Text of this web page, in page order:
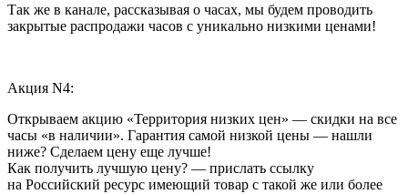
Так же в канале, рассказывая о часах, мы будем проводить
закрытые распродажи часов с уникально низкими ценами!
Акция N4:
Открываем акцию «Территория низких цен» — скидки на все
часы «в наличии». Гарантия самой низкой цены — нашли
ниже? Сделаем цену еще лучше!
Как получить лучшую цену? — прислать ссылку
на Российский ресурс имеющий товар с такой же или более